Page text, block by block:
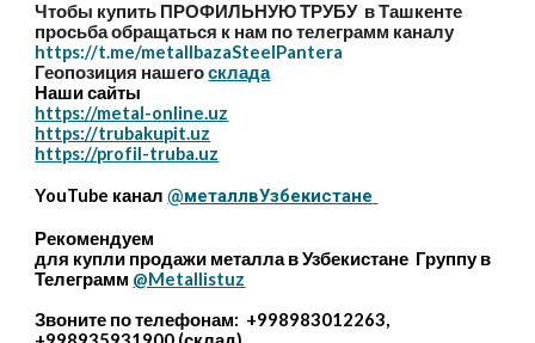
Чтобы купить ПРОФИЛЬНУЮ ТРУБУ в Ташкенте
просьба обращаться к нам по телеграмм каналу
https://t.me/metallbazaSteelPantera
Геопозиция нашего склада
Наши сайты
https://metal-online.uz
https://trubakupit.uz
https://profil-truba.uz
YouTube канал @металлвУзбекистане
Рекомендуем
для купли продажи металла в Узбекистане Группу в
Телеграмм @Metallistuz
Звоните по телефонам: +998983012263,